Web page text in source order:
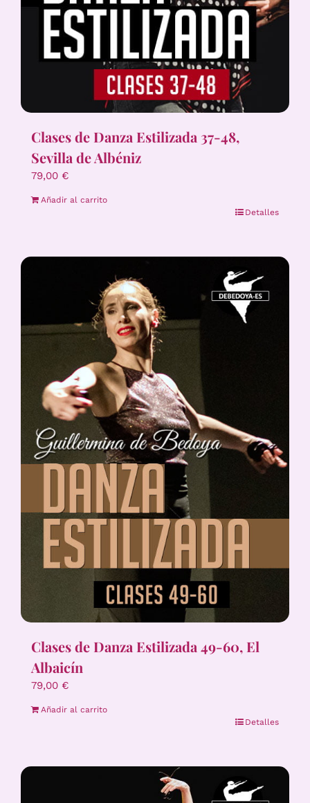
Clases de Danza Estilizada 37-48,
Sevilla de Albéniz
79,00 €
Añadir al carrito
Detalles
Clases de Danza Estilizada 49-60, El
Albaicín
79,00 €
Añadir al carrito
Detalles